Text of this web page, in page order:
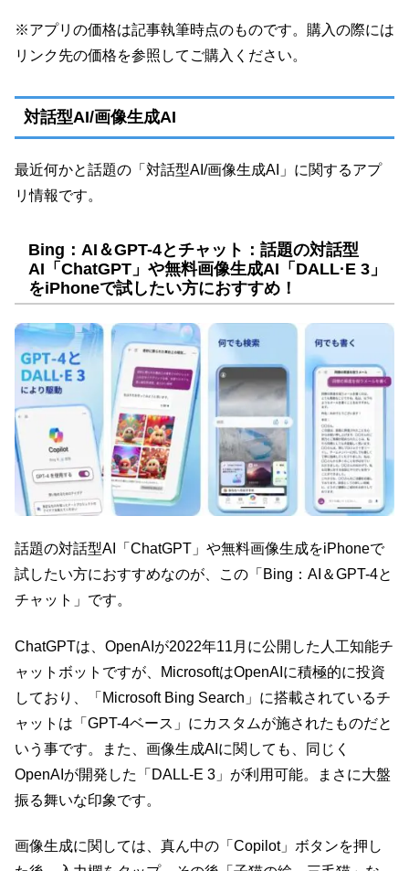
※アプリの価格は記事執筆時点のものです。購入の際には
リンク先の価格を参照してご購入ください。
対話型AI/画像生成AI
最近何かと話題の「対話型AI/画像生成AI」に関するアプ
リ情報です。
Bing：AI＆GPT-4とチャット：話題の対話型
AI「ChatGPT」や無料画像生成AI「DALL·E 3」
をiPhoneで試したい方におすすめ！
話題の対話型AI「ChatGPT」や無料画像生成をiPhoneで
試したい方におすすめなのが、この「Bing：AI＆GPT-4と
チャット」です。
ChatGPTは、OpenAIが2022年11月に公開した人工知能チ
ャットボットですが、MicrosoftはOpenAIに積極的に投資
しており、「Microsoft Bing Search」に搭載されているチ
ャットは「GPT-4ベース」にカスタムが施されたものだと
いう事です。また、画像生成AIに関しても、同じく
OpenAIが開発した「DALL-E 3」が利用可能。まさに大盤
振る舞いな印象です。
画像生成に関しては、真ん中の「Copilot」ボタンを押し